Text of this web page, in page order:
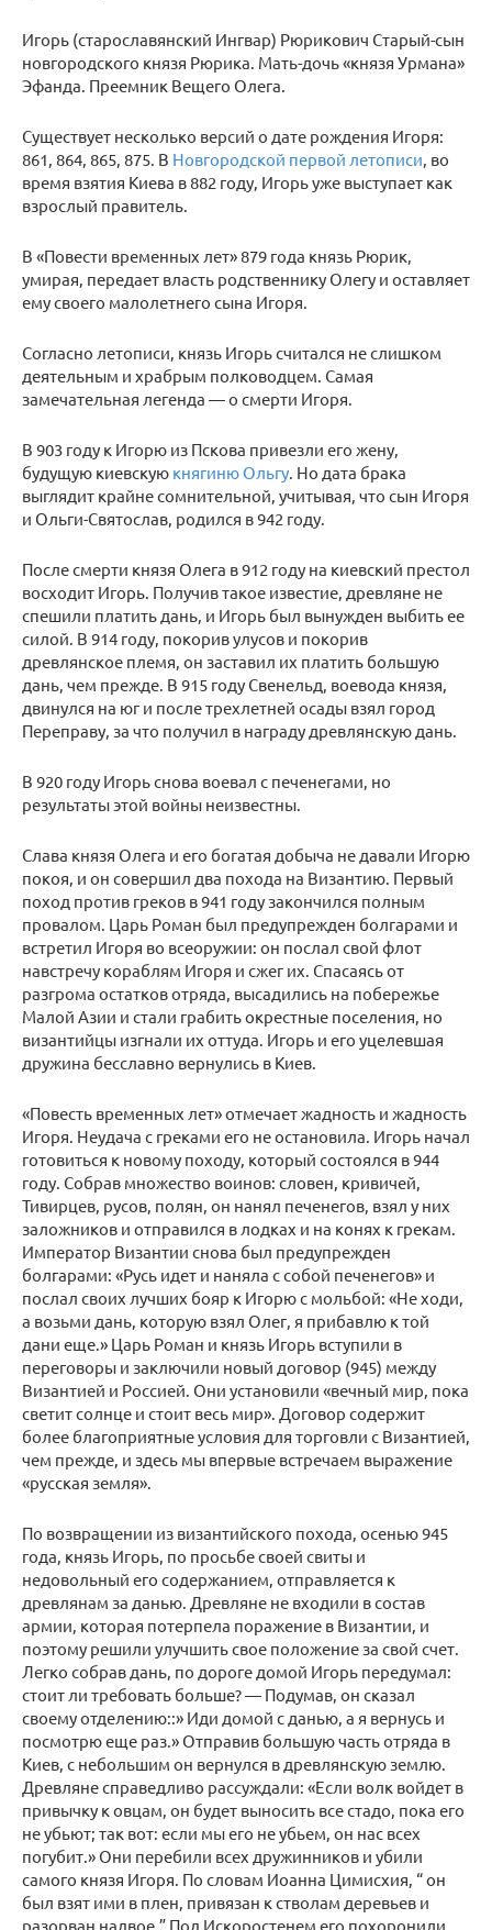
Игорь (старославянский Ингвар) Рюрикович Старый-сын
новгородского князя Рюрика. Мать-дочь «князя Урмана»
Эфанда. Преемник Вещего Олега.
Существует несколько версий о дате рождения Игоря:
861, 864, 865, 875. В Новгородской первой летописи , во
время взятия Киева в 882 году, Игорь уже выступает как
взрослый правитель.
В «Повести временных лет» 879 года князь Рюрик,
умирая, передает власть родственнику Олегу и оставляет
ему своего малолетнего сына Игоря.
Согласно летописи, князь Игорь считался не слишком
деятельным и храбрым полководцем. Самая
замечательная легенда — о смерти Игоря.
В 903 году к Игорю из Пскова привезли его жену,
будущую киевскую княгиню Ольгу . Но дата брака
выглядит крайне сомнительной, учитывая, что сын Игоря
и Ольги-Святослав, родился в 942 году.
После смерти князя Олега в 912 году на киевский престол
восходит Игорь. Получив такое известие, древляне не
спешили платить дань, и Игорь был вынужден выбить ее
силой. В 914 году, покорив улусов и покорив
древлянское племя, он заставил их платить большую
дань, чем прежде. В 915 году Свенельд, воевода князя,
двинулся на юг и после трехлетней осады взял город
Переправу, за что получил в награду древлянскую дань.
В 920 году Игорь снова воевал с печенегами, но
результаты этой войны неизвестны.
Слава князя Олега и его богатая добыча не давали Игорю
покоя, и он совершил два похода на Византию. Первый
поход против греков в 941 году закончился полным
провалом. Царь Роман был предупрежден болгарами и
встретил Игоря во всеоружии: он послал свой флот
навстречу кораблям Игоря и сжег их. Спасаясь от
разгрома остатков отряда, высадились на побережье
Малой Азии и стали грабить окрестные поселения, но
византийцы изгнали их оттуда. Игорь и его уцелевшая
дружина бесславно вернулись в Киев.
«Повесть временных лет» отмечает жадность и жадность
Игоря. Неудача с греками его не остановила. Игорь начал
готовиться к новому походу, который состоялся в 944
году. Собрав множество воинов: словен, кривичей,
Тивирцев, русов, полян, он нанял печенегов, взял у них
заложников и отправился в лодках и на конях к грекам.
Император Византии снова был предупрежден
болгарами: «Русь идет и наняла с собой печенегов» и
послал своих лучших бояр к Игорю с мольбой: «Не ходи,
а возьми дань, которую взял Олег, я прибавлю к той
дани еще.» Царь Роман и князь Игорь вступили в
переговоры и заключили новый договор (945) между
Византией и Россией. Они установили «вечный мир, пока
светит солнце и стоит весь мир». Договор содержит
более благоприятные условия для торговли с Византией,
чем прежде, и здесь мы впервые встречаем выражение
«русская земля».
По возвращении из византийского похода, осенью 945
года, князь Игорь, по просьбе своей свиты и
недовольный его содержанием, отправляется к
древлянам за данью. Древляне не входили в состав
армии, которая потерпела поражение в Византии, и
поэтому решили улучшить свое положение за свой счет.
Легко собрав дань, по дороге домой Игорь передумал:
стоит ли требовать больше? — Подумав, он сказал
своему отделению::» Иди домой с данью, а я вернусь и
посмотрю еще раз.» Отправив большую часть отряда в
Киев, с небольшим он вернулся в древлянскую землю.
Древляне справедливо рассуждали: «Если волк войдет в
привычку к овцам, он будет выносить все стадо, пока его
не убьют; так вот: если мы его не убьем, он нас всех
погубит.» Они перебили всех дружинников и убили
самого князя Игоря. По словам Иоанна Цимисхия, “ он
был взят ими в плен, привязан к стволам деревьев и
разорван надвое.” Под Искоростенем его похоронили